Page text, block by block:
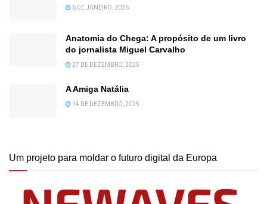
6 DE JANEIRO, 2026
Anatomia do Chega: A propósito de um livro
do jornalista Miguel Carvalho
27 DE DEZEMBRO, 2025
A Amiga Natália
14 DE DEZEMBRO, 2025
Um projeto para moldar o futuro digital da Europa